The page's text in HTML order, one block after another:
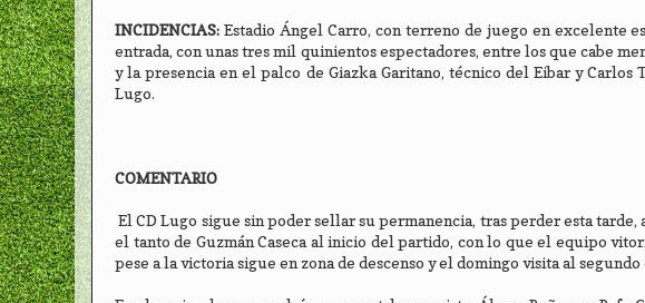
INCIDENCIAS: Estadio Ángel Carro, con terreno de juego en excelente
entrada, con unas tres mil quinientos espectadores, entre los que cabe
y la presencia en el palco de Giazka Garitano, técnico del Eibar y
Lugo.
COMENTARIO
El CD Lugo sigue sin poder sellar su permanencia, tras perder esta
el tanto de Guzmán Caseca al inicio del partido, con lo que el equipo
pese a la victoria sigue en zona de descenso y el domingo visita al